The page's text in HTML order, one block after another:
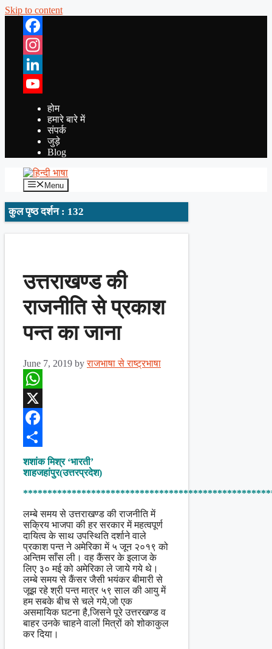
Skip to content
Facebook
Instagram
LinkedIn
YouTube
होम
हमारे बारे में
संपर्क
जुड़े
Blog
Menu
कुल पृष्ठ दर्शन : 132
उत्तराखण्ड की
राजनीति से प्रकाश
पन्त का जाना
June 7, 2019 byराजभाषा से राष्ट्रभाषा
WhatsApp
X
Facebook
Share
शशांक मिश्र ‘भारती’
शाहजहांपुर(उत्तरप्रदेश)
लम्बे समय से उत्तराखण्ड की राजनीति में
सक्रिय भाजपा की हर सरकार में महत्वपूर्ण
दायित्व के साथ उपस्थिति दर्शाने वाले
प्रकाश पन्त ने अमेरिका में ५ जून २०१९ को
अन्तिम साँस ली। वह कैंसर के इलाज के
लिए ३० मई को अमेरिका ले जाये गये थे।
लम्बे समय से कैंसर जैसी भयंकर बीमारी से
जूझ रहे श्री पन्त मात्र ५९ साल की आयु में
हम सबके बीच से चले गये,जो एक
असमायिक घटना है,जिसने पूरे उत्तरखण्ड व
बाहर उनके चाहने वालों मित्रों को शोकाकुल
कर दिया।